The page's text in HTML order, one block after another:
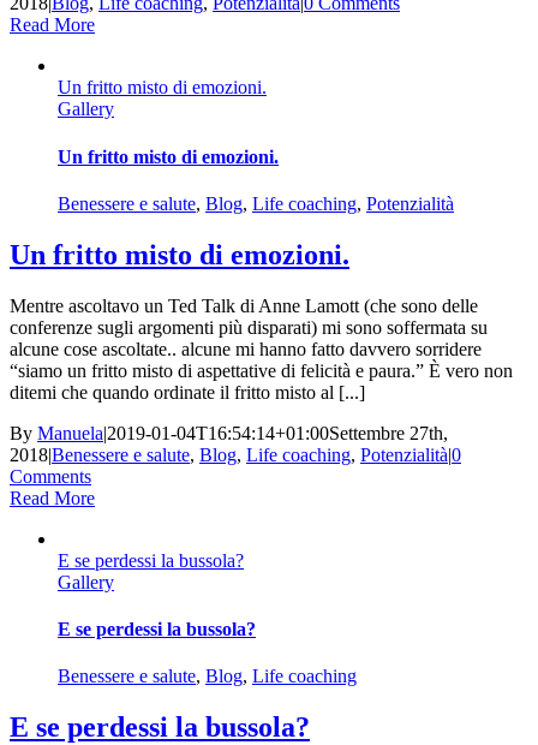
Read More
Un fritto misto di emozioni.
Gallery
Un fritto misto di emozioni.
Benessere e salute, Blog, Life coaching, Potenzialità
Un fritto misto di emozioni.
Mentre ascoltavo un Ted Talk di Anne Lamott (che sono delle
conferenze sugli argomenti più disparati) mi sono soffermata su
alcune cose ascoltate.. alcune mi hanno fatto davvero sorridere
“siamo un fritto misto di aspettative di felicità e paura.” È vero non
ditemi che quando ordinate il fritto misto al [...]
By Manuela|2019-01-04T16:54:14+01:00Settembre 27th,
2018|Benessere e salute, Blog, Life coaching, Potenzialità|0
Comments
Read More
E se perdessi la bussola?
Gallery
E se perdessi la bussola?
Benessere e salute, Blog, Life coaching
E se perdessi la bussola?